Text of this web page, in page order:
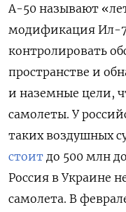
А-50 называют
модификация Ил-
контролировать
пространстве и
и наземные цели,
самолеты. У
таких воздушных
стоит до 500 млн
Россия в Украине
самолета. В